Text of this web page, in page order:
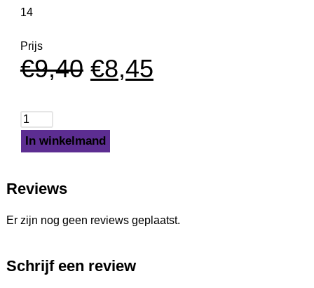
14
Prijs
€9,40 €8,45
In winkelmand
Reviews
Er zijn nog geen reviews geplaatst.
Schrijf een review